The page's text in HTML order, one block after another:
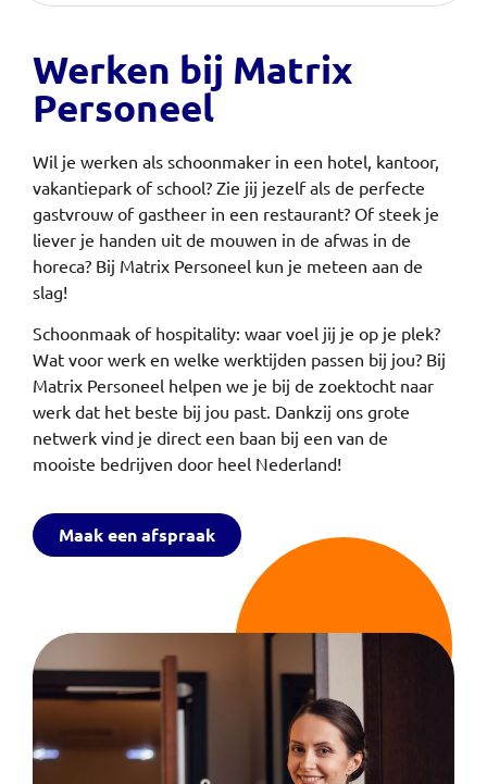
Werken bij Matrix
Personeel
Wil je werken als schoonmaker in een hotel, kantoor,
vakantiepark of school? Zie jij jezelf als de perfecte
gastvrouw of gastheer in een restaurant? Of steek je
liever je handen uit de mouwen in de afwas in de
horeca? Bij Matrix Personeel kun je meteen aan de
slag!
Schoonmaak of hospitality: waar voel jij je op je plek?
Wat voor werk en welke werktijden passen bij jou? Bij
Matrix Personeel helpen we je bij de zoektocht naar
werk dat het beste bij jou past. Dankzij ons grote
netwerk vind je direct een baan bij een van de
mooiste bedrijven door heel Nederland!
Maak een afspraak